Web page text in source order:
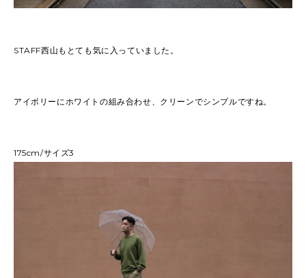
STAFF西山もとても気に入っていました。
アイボリーにホワイトの組み合わせ、クリーンでシンプルですね。
175cm/サイズ3